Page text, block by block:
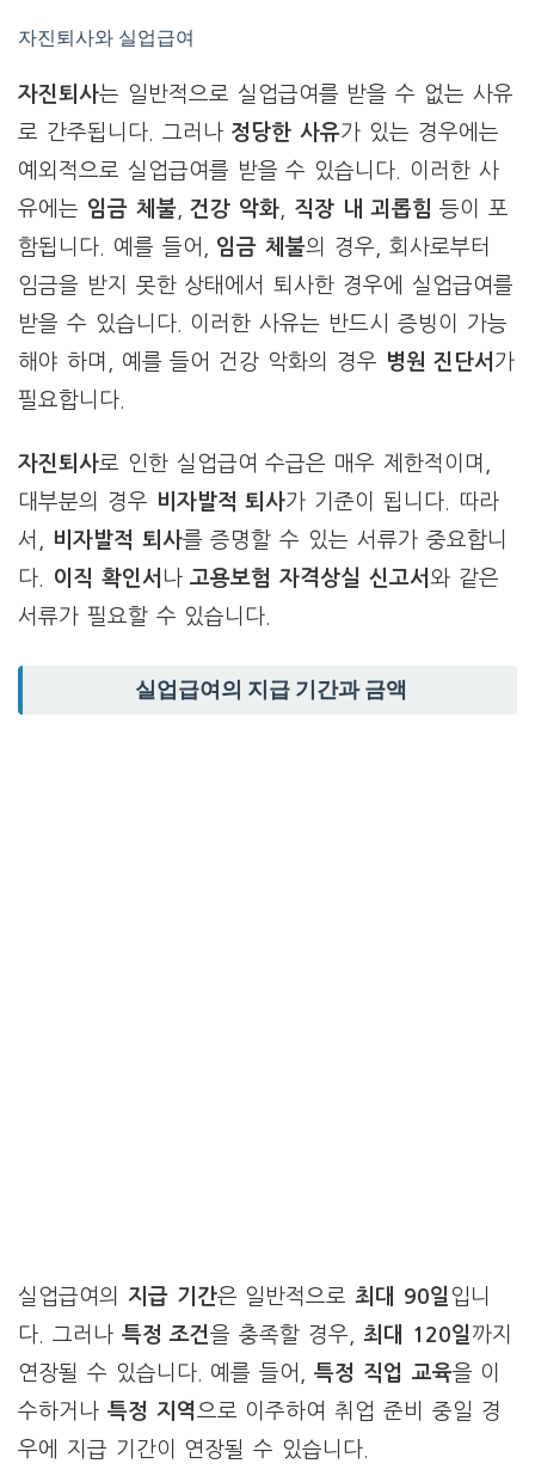
자진퇴사와 실업급여
자진퇴사는 일반적으로 실업급여를 받을 수 없는 사유
로 간주됩니다. 그러나 정당한 사유가 있는 경우에는
예외적으로 실업급여를 받을 수 있습니다. 이러한 사
유에는 임금 체불,건강 악화 직장 내 괴롭힘 등이 포
함됩니다. 예를 들어, 임금 체불의 경우, 회사로부터
임금을 받지 못한 상태에서 퇴사한 경우에 실업급여를
받을 수 있습니다. 이러한 사유는 반드시 증빙이 가능
해야 하며, 예를 들어 건강 악화의 경우 병원 진단서 가
필요합니다.
자진퇴사로 인한 실업급여 수급은 매우 제한적이며,
대부분의 경우 비자발적 퇴사가 기준이 됩니다. 따라
서,
비자발적 퇴사를 증명할 수 있는 서류가 중요합니
다.
이직 확인서 나고용보험 자격상실 신고서 와 같은
서류가 필요할 수 있습니다.
실업급여의 지급 기간과 금액
실업급여의 지급 기간은 일반적으로최대 90일 입니
다. 그러나 특정 조건을 충족할 경우, 최대 120일 까지
연장될 수 있습니다. 예를 들어,특정 직업 교육을 이
수하거나 특정 지역으로 이주하여 취업 준비 중일 경
우에 지급 기간이 연장될 수 있습니다.